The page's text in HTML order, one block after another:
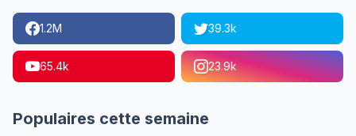
1.2M 39.3k
65.4k 23.9k
Populaires cette semaine